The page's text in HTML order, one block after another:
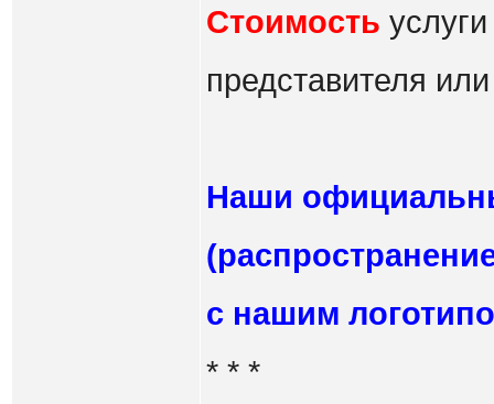
Стоимость
представителя
Наши
с нашим
* * *